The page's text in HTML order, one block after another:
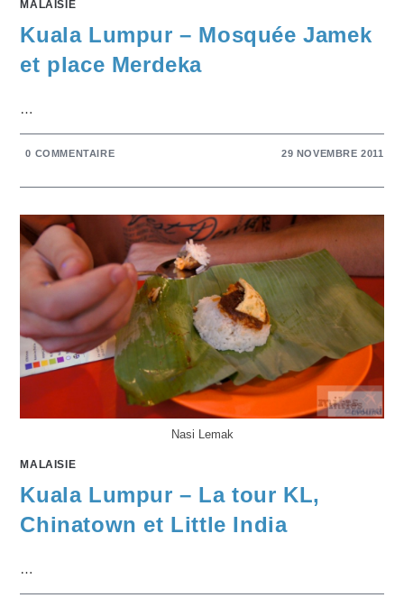
MALAISIE
Kuala Lumpur – Mosquée Jamek
et place Merdeka
…
0 COMMENTAIRE 29 NOVEMBRE 2011
Nasi Lemak
MALAISIE
Kuala Lumpur – La tour KL,
Chinatown et Little India
…